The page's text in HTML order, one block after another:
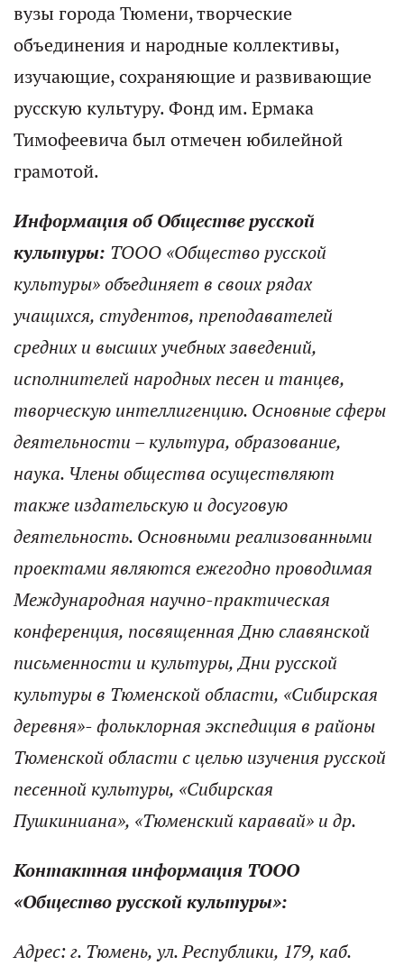
вузы города Тюмени, творческие
объединения и народные коллективы,
изучающие, сохраняющие и развивающие
русскую культуру. Фонд им. Ермака
Тимофеевича был отмечен юбилейной
грамотой.
Информация об Обществе русской
культуры: ТООО «Общество русской
культуры» объединяет в своих рядах
учащихся, студентов, преподавателей
средних и высших учебных заведений,
исполнителей народных песен и танцев,
творческую интеллигенцию. Основные сферы
деятельности – культура, образование,
наука. Члены общества осуществляют
также издательскую и досуговую
деятельность. Основными реализованными
проектами являются ежегодно проводимая
Международная научно-практическая
конференция, посвященная Дню славянской
письменности и культуры, Дни русской
культуры в Тюменской области, «Сибирская
деревня»- фольклорная экспедиция в районы
Тюменской области с целью изучения русской
песенной культуры, «Сибирская
Пушкиниана», «Тюменский каравай» и др.
Контактная информация ТООО
«Общество русской культуры»:
Адрес: г. Тюмень, ул. Республики, 179, каб.